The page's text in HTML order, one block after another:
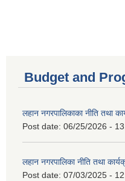
Budget and
लहान नगरपालिकाका नीति
Post date: 06/25/2026 -
लहान नगरपालिका नीति तथा
Post date: 07/03/2025 -